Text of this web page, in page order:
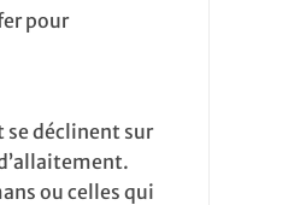
pour
se déclinent sur
ou celles qui